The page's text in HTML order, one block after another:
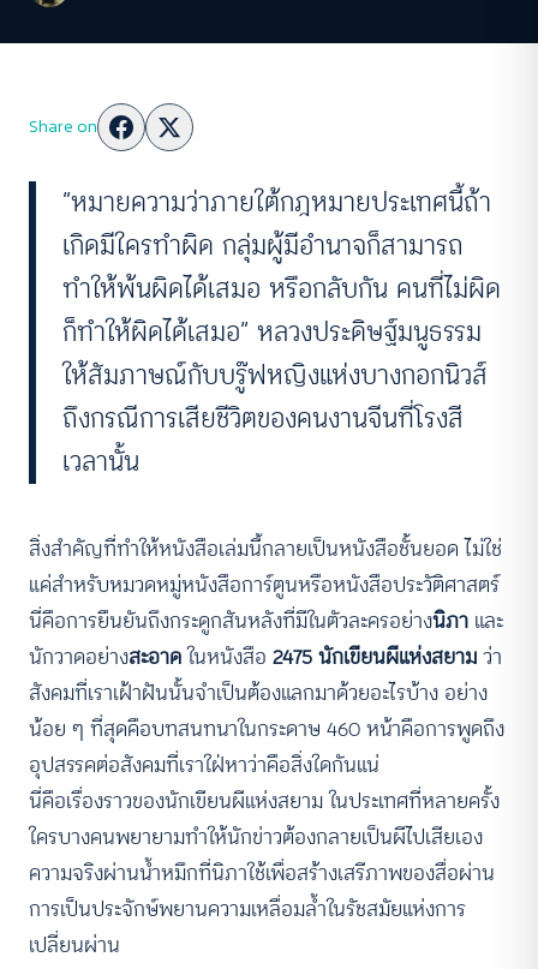
Share on
“หมายความว่าภายใต้กฎหมายประเทศนี้ถ้า
เกิดมีใครทำผิด กลุ่มผู้มีอำนาจก็สามารถ
ทำให้พ้นผิดได้เสมอ หรือกลับกัน คนที่ไม่ผิด
ก็ทำให้ผิดได้เสมอ” หลวงประดิษฐ์มนูธรรม
ให้สัมภาษณ์กับบรู๊ฟหญิงแห่งบางกอกนิวส์
ถึงกรณีการเสียชีวิตของคนงานจีนที่โรงสี
เวลานั้น
สิ่งสำคัญที่ทำให้หนังสือเล่มนี้กลายเป็นหนังสือชั้นยอด ไม่ใช่
แค่สำหรับหมวดหมู่หนังสือการ์ตูนหรือหนังสือประวัติศาสตร์
นี่คือการยืนยันถึงกระดูกสันหลังที่มีในตัวละครอย่างนิภา และ
นักวาดอย่างสะอาดในหนังสือ 2475 นักเขียนผีแห่งสยามว่า
สังคมที่เราเฝ้าฝันนั้นจำเป็นต้องแลกมาด้วยอะไรบ้าง อย่าง
น้อย ๆ ที่สุดคือบทสนทนาในกระดาษ 460 หน้าคือการพูดถึง
อุปสรรคต่อสังคมที่เราใฝ่หาว่าคือสิ่งใดกันแน่
นี่คือเรื่องราวของนักเขียนผีแห่งสยาม ในประเทศที่หลายครั้ง
ใครบางคนพยายามทำให้นักข่าวต้องกลายเป็นผีไปเสียเอง
ความจริงผ่านน้ำหมึกที่นิภาใช้เพื่อสร้างเสรีภาพของสื่อผ่าน
การเป็นประจักษ์พยานความเหลื่อมล้ำในรัชสมัยแห่งการ
เปลี่ยนผ่าน